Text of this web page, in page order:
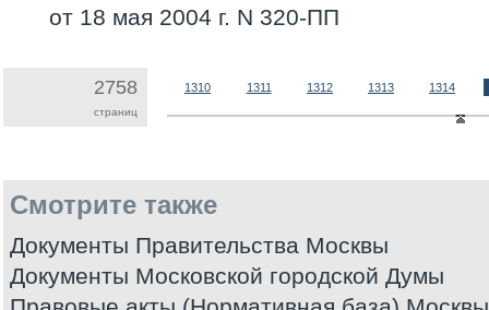
от 18 мая 2004 г. N 320-ПП
2758
страниц
1310 1311 1312 1313 1314
Смотрите также
Документы Правительства Москвы
Документы Московской городской Думы